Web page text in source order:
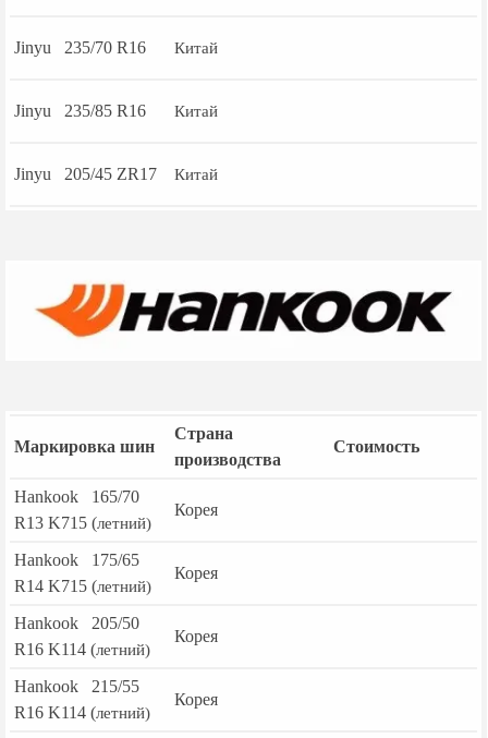
Jinyu 235/70 R16 Китай
Jinyu 235/85 R16 Китай
Jinyu 205/45 ZR17 Китай
Маркировка шин
Страна
производства
Стоимость
Hankook 165/70
R13 K715 (летний)
Корея
Hankook 175/65
R14 K715 (летний)
Корея
Hankook 205/50
R16 K114 (летний)
Корея
Hankook 215/55
R16 K114 (летний)
Корея